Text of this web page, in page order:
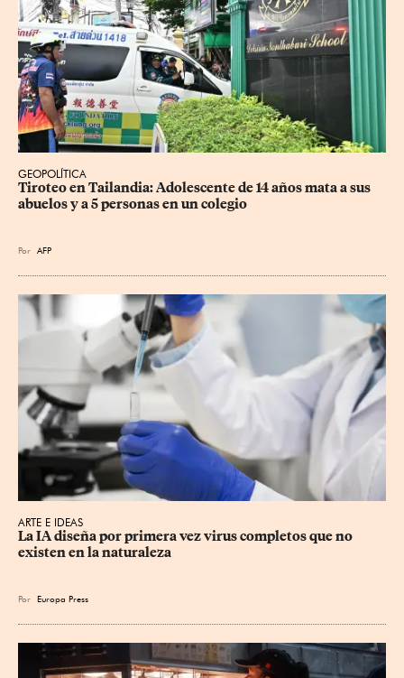
GEOPOLÍTICA
Tiroteo en Tailandia: Adolescente de 14 años mata a sus
abuelos y a 5 personas en un colegio
Por AFP
ARTE E IDEAS
La IA diseña por primera vez virus completos que no
existen en la naturaleza
Por Europa Press